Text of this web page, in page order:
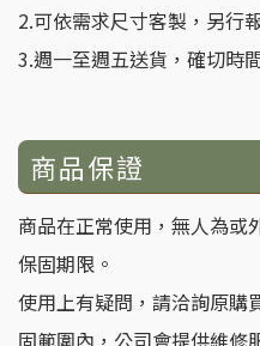
2.可依需求尺寸客製，另行
3.週一至週五送貨，確切時
商品保證
商品在正常使用，無人為或
保固期限。
使用上有疑問，請洽詢原購
固範圍內，公司會提供維修